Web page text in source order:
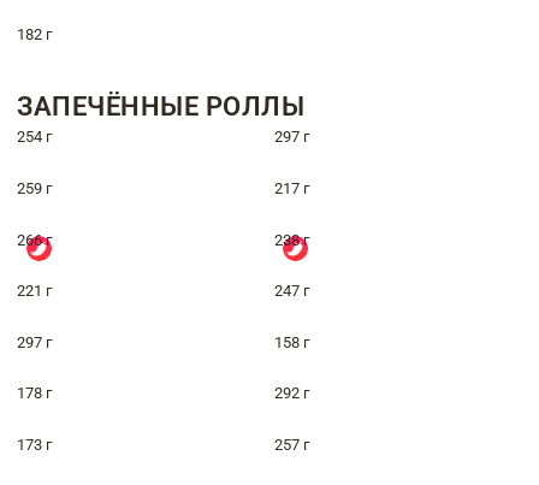
182 г
ЗАПЕЧЁННЫЕ РОЛЛЫ
254 г 297 г
259 г 217 г
266 г 238 г
221 г 247 г
297 г 158 г
178 г 292 г
173 г 257 г